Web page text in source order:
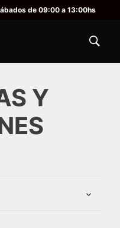
de 09:00 a 13:00hs
Y